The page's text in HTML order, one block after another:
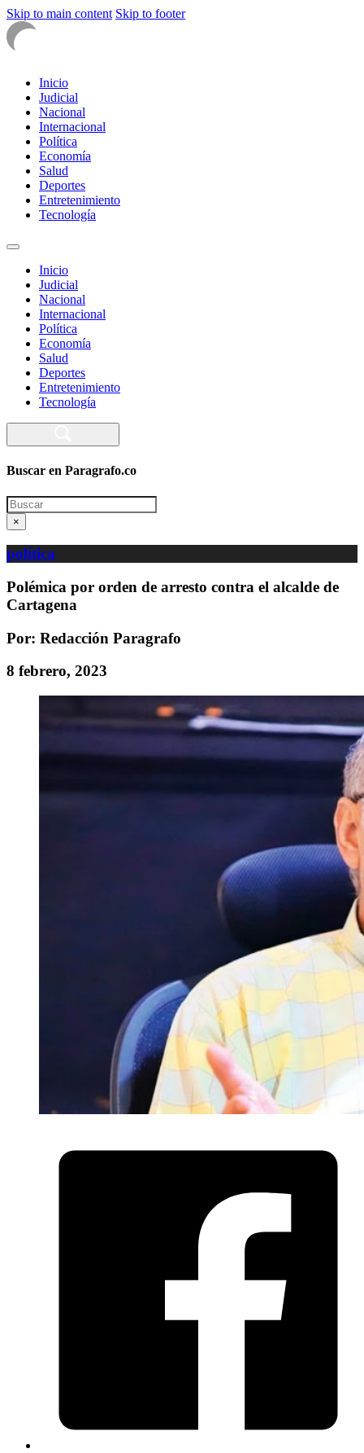
Skip to main content Skip to footer
Inicio
Judicial
Nacional
Internacional
Política
Economía
Salud
Deportes
Entretenimiento
Tecnología
Inicio
Judicial
Nacional
Internacional
Política
Economía
Salud
Deportes
Entretenimiento
Tecnología
Buscar en Paragrafo.co
Search
×
política
Polémica por orden de arresto contra el alcalde de
Cartagena
Por: Redacción Paragrafo
8 febrero, 2023